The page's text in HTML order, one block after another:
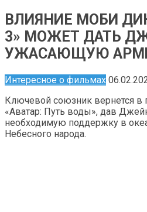
ВЛИЯНИЕ МОБИ
3» МОЖЕТ ДАТЬ
УЖАСАЮЩУЮ
Интересное о фильмах
Ключевой союзник вернется
«Аватар: Путь воды», дав
необходимую поддержку в
Небесного народа.